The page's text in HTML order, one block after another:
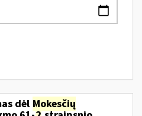
dėl Mokesčių